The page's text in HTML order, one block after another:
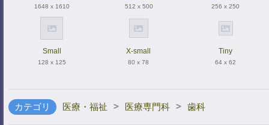
1648 x 1610 512 x 500 256 x 250
Small
128 x 125
X-small
80 x 78
Tiny
64 x 62
カテゴリ 医療・福祉 > 医療専門科 > 歯科